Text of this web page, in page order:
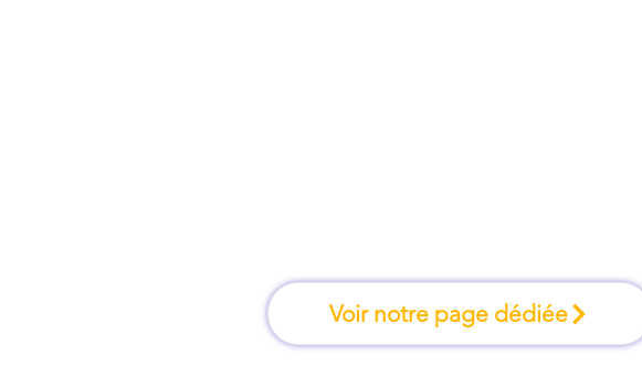
Voir notre page dédiée